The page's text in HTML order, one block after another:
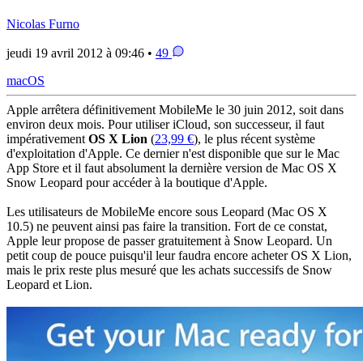
Nicolas Furno
jeudi 19 avril 2012 à 09:46 • 49
macOS
Apple arrêtera définitivement MobileMe le 30 juin 2012, soit dans
environ deux mois. Pour utiliser iCloud, son successeur, il faut
impérativement OS X Lion (23,99 €), le plus récent système
d'exploitation d'Apple. Ce dernier n'est disponible que sur le Mac
App Store et il faut absolument la dernière version de Mac OS X
Snow Leopard pour accéder à la boutique d'Apple.
Les utilisateurs de MobileMe encore sous Leopard (Mac OS X
10.5) ne peuvent ainsi pas faire la transition. Fort de ce constat,
Apple leur propose de passer gratuitement à Snow Leopard. Un
petit coup de pouce puisqu'il leur faudra encore acheter OS X Lion,
mais le prix reste plus mesuré que les achats successifs de Snow
Leopard et Lion.